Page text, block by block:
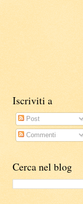
Iscriviti a
Post
Commenti
Cerca nel blog